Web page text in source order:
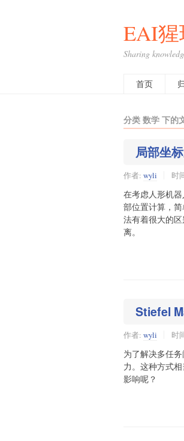
EAI
Sharing
首页
分类 数学 下的
局部坐
作者: wyli 时
在考虑人形机
部位置计算，
法有着很大的
离。
Stiefel
作者: wyli 时
为了解决多任务
力。这种方式
影响呢？